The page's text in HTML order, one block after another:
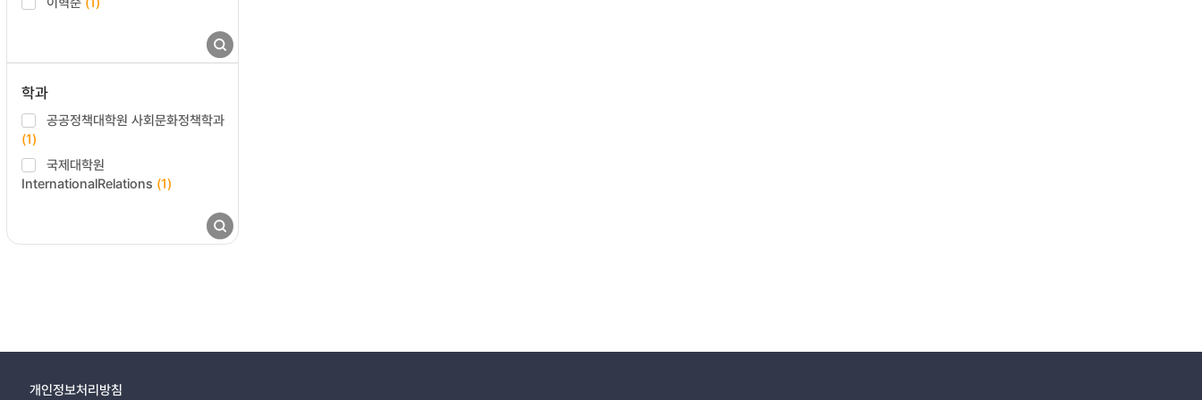
학과
공공정책대학원 사회문화정책학과
(1)
국제대학원
InternationalRelations (1)
개인정보처리방침